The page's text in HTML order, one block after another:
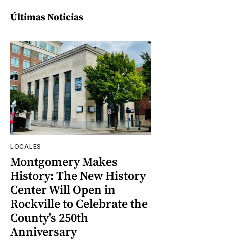
Últimas Noticias
LOCALES
Montgomery Makes
History: The New History
Center Will Open in
Rockville to Celebrate the
County's 250th
Anniversary